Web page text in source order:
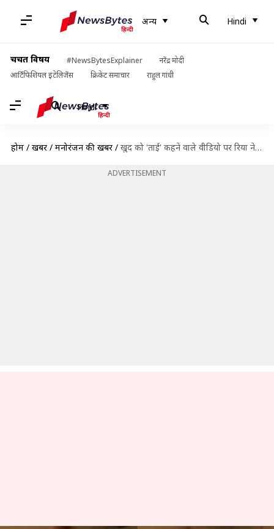
अन्य Hindi
चर्चित विषय #NewsBytesExplainer
नरेंद्र मोदी
आर्टिफिशियल इंटेलिजेंस
क्रिकेट समाचार राहुल गांधी
Hindi
होम / खबरें / मनोरंजन की खबरें / खुद को 'ताई' कहने वाले वीडियो पर रिया ने दी सफाई, बोलीं- ये कॉमेडी एक्ट था
ADVERTISEMENT